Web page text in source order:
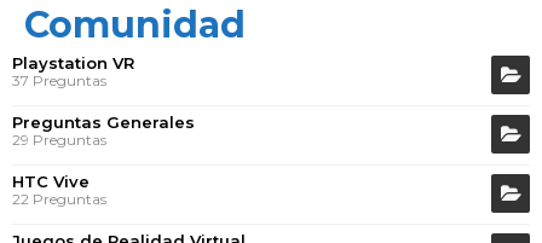
Comunidad
Playstation VR
37 Preguntas
Preguntas Generales
29 Preguntas
HTC Vive
22 Preguntas